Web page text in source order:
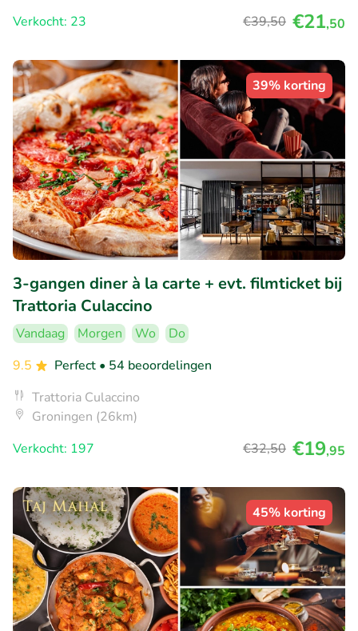
Verkocht: 23
€39,50 €21,50
39% korting
3-gangen diner à la carte + evt. filmticket bij
Trattoria Culaccino
Vandaag Morgen Wo
Do
9.5
Perfect • 54 beoordelingen
Trattoria Culaccino
Groningen (26km)
Verkocht: 197
€32,50 €19,95
45% korting